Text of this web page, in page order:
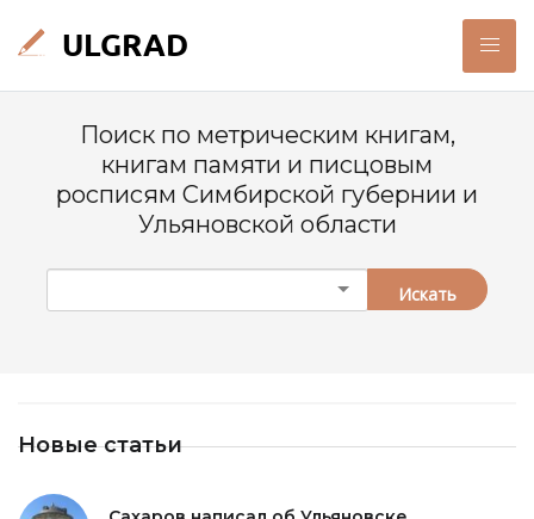
Поиск по метрическим книгам,
книгам памяти и писцовым
росписям Симбирской губернии и
Ульяновской области
Искать
Новые статьи